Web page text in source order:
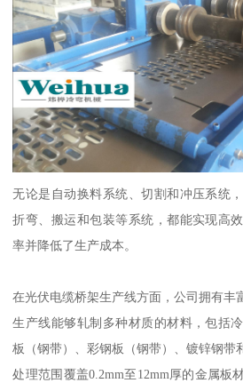
无论是自动换料系统、切割和冲压系统
折弯、搬运和包装等系统，都能实现高
率并降低了生产成本。
在光伏电缆桥架生产线方面，公司拥有丰
生产线能够轧制多种材质的材料，包括
板（钢带）、彩钢板（钢带）、镀锌钢带
处理范围覆盖0.2mm至12mm厚的金属板